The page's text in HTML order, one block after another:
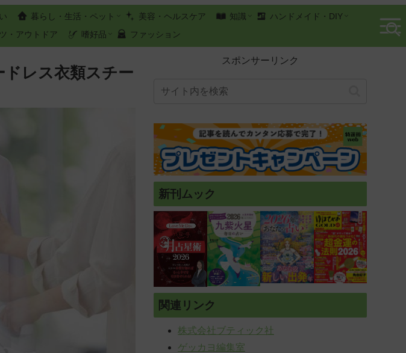
暮らし・生活・ペット 美容・ヘルスケア 知識
ハンドメイド・DIY
・アウトドア 嗜好品 ファッション
ドレス衣類スチー
スポンサーリンク
新刊ムック
関連リンク
株式会社ブティック社
ゲッカヨ編集室